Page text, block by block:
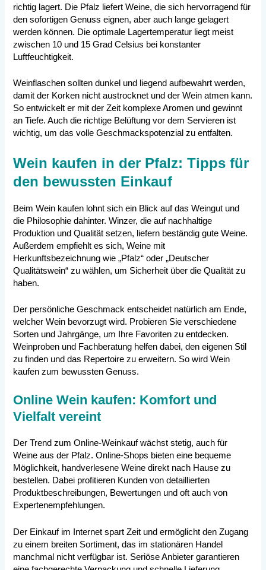
richtig lagert. Die Pfalz liefert Weine, die sich hervorragend für
den sofortigen Genuss eignen, aber auch lange gelagert
werden können. Die optimale Lagertemperatur liegt meist
zwischen 10 und 15 Grad Celsius bei konstanter
Luftfeuchtigkeit.
Weinflaschen sollten dunkel und liegend aufbewahrt werden,
damit der Korken nicht austrocknet und der Wein atmen kann.
So entwickelt er mit der Zeit komplexe Aromen und gewinnt
an Tiefe. Auch die richtige Belüftung vor dem Servieren ist
wichtig, um das volle Geschmackspotenzial zu entfalten.
Wein kaufen in der Pfalz: Tipps für
den bewussten Einkauf
Beim Wein kaufen lohnt sich ein Blick auf das Weingut und
die Philosophie dahinter. Winzer, die auf nachhaltige
Produktion und Qualität setzen, liefern beständig gute Weine.
Außerdem empfiehlt es sich, Weine mit
Herkunftsbezeichnung wie „Pfalz“ oder „Deutscher
Qualitätswein“ zu wählen, um Sicherheit über die Qualität zu
haben.
Der persönliche Geschmack entscheidet natürlich am Ende,
welcher Wein bevorzugt wird. Probieren Sie verschiedene
Sorten und Jahrgänge, um Ihre Favoriten zu entdecken.
Weinproben und Fachberatung helfen dabei, den eigenen Stil
zu finden und das Repertoire zu erweitern. So wird Wein
kaufen zum bewussten Genuss.
Online Wein kaufen: Komfort und
Vielfalt vereint
Der Trend zum Online-Weinkauf wächst stetig, auch für
Weine aus der Pfalz. Online-Shops bieten eine bequeme
Möglichkeit, handverlesene Weine direkt nach Hause zu
bestellen. Dabei profitieren Kunden von detaillierten
Produktbeschreibungen, Bewertungen und oft auch von
Expertenempfehlungen.
Der Einkauf im Internet spart Zeit und ermöglicht den Zugang
zu einem breiten Sortiment, das im stationären Handel
manchmal nicht verfügbar ist. Seriöse Anbieter garantieren